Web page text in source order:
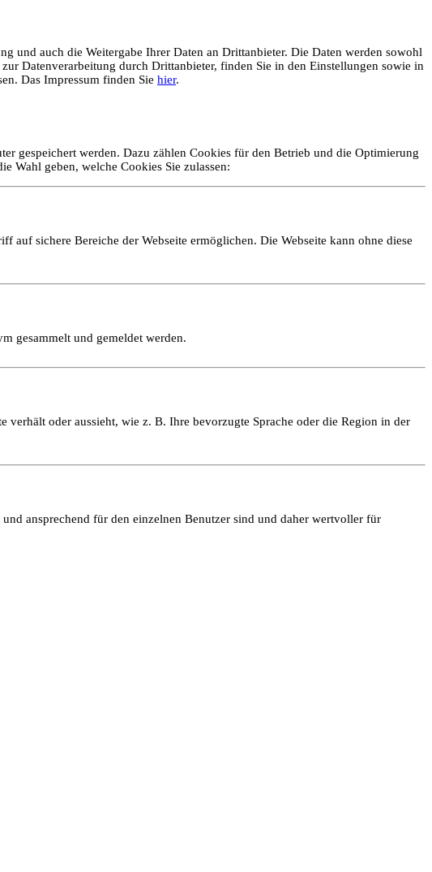
und auch die Weitergabe Ihrer Daten an Drittanbieter. Die Daten werden sowohl
Datenverarbeitung durch Drittanbieter, finden Sie in den Einstellungen sowie in
Das Impressum finden Sie hier.
gespeichert werden. Dazu zählen Cookies für den Betrieb und die Optimierung
Wahl geben, welche Cookies Sie zulassen:
sichere Bereiche der Webseite ermöglichen. Die Webseite kann ohne diese
gesammelt und gemeldet werden.
oder aussieht, wie z. B. Ihre bevorzugte Sprache oder die Region in der
ansprechend für den einzelnen Benutzer sind und daher wertvoller für